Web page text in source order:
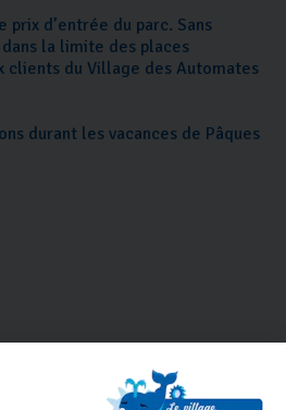
prix d’entrée du parc. Sans
la limite des places
clients du Village des Automates
durant les vacances de Pâques